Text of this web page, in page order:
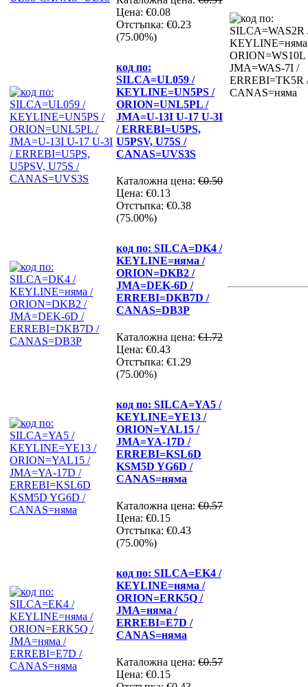
Цена: €0.08
Отстъпка: €0.23
(75.00%)
код по:
SILCA=UL059 /
KEYLINE=UN5PS /
ORION=UNL5PL /
JMA=U-13I U-17 U-3I
/ ERREBI=U5PS,
U5PSV, U75S /
CANAS=UVS3S
Каталожна цена: €0.50
Цена: €0.13
Отстъпка: €0.38
(75.00%)
код по: SILCA=DK4 /
KEYLINE=няма /
ORION=DKB2 /
JMA=DEK-6D /
ERREBI=DKB7D /
CANAS=DB3P
Каталожна цена: €1.72
Цена: €0.43
Отстъпка: €1.29
(75.00%)
код по: SILCA=YA5 /
KEYLINE=YE13 /
ORION=YAL15 /
JMA=YA-17D /
ERREBI=KSL6D
KSM5D YG6D /
CANAS=няма
Каталожна цена: €0.57
Цена: €0.15
Отстъпка: €0.43
(75.00%)
код по: SILCA=EK4 /
KEYLINE=няма /
ORION=ERK5Q /
JMA=няма /
ERREBI=E7D /
CANAS=няма
Каталожна цена: €0.57
Цена: €0.15